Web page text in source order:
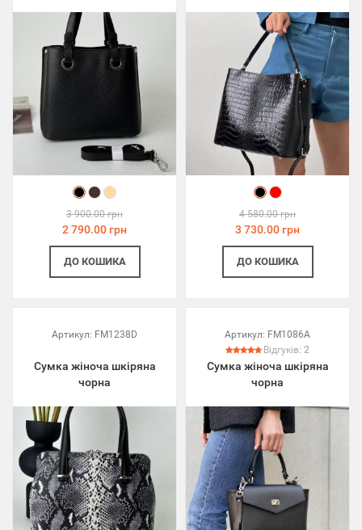
3 900.00 грн
2 790.00 грн
ДО КОШИКА
4 580.00 грн
3 730.00 грн
ДО КОШИКА
Артикул: FM1238D
Сумка жіноча шкіряна
чорна
Артикул: FM1086A
Відгуків: 2
Сумка жіноча шкіряна
чорна